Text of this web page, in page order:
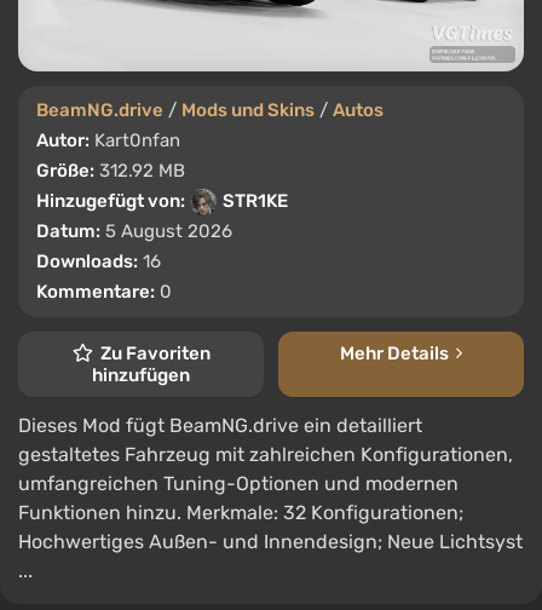
BeamNG.drive / Mods und Skins / Autos
Autor: Kart0nfan
Größe: 312.92 MB
Hinzugefügt von:
STR1KE
Datum: 5 August 2026
Downloads: 16
Kommentare: 0
Zu Favoriten
hinzufügen
Mehr Details
Dieses Mod fügt BeamNG.drive ein detailliert
gestaltetes Fahrzeug mit zahlreichen Konfigurationen,
umfangreichen Tuning-Optionen und modernen
Funktionen hinzu. Merkmale: 32 Konfigurationen;
Hochwertiges Außen- und Innendesign; Neue Lichtsyst
...